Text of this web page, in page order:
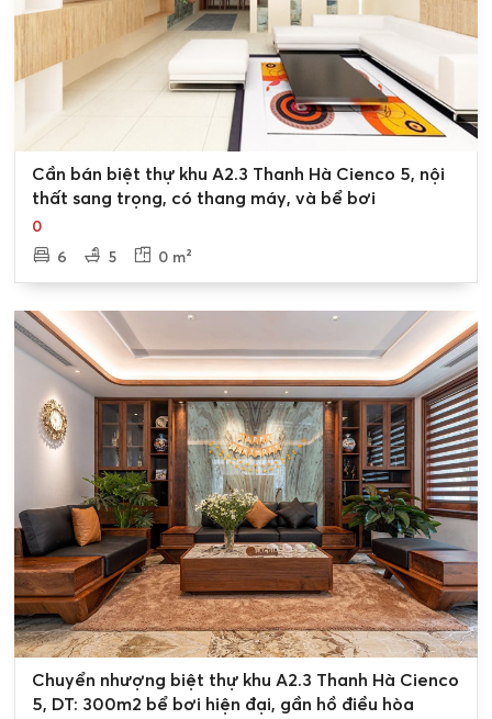
Cần bán biệt thự khu A2.3 Thanh Hà Cienco 5, nội
thất sang trọng, có thang máy, và bể bơi
0
6
5 0 m²
Chuyển nhượng biệt thự khu A2.3 Thanh Hà Cienco
5, DT: 300m2 bể bơi hiện đại, gần hồ điều hòa